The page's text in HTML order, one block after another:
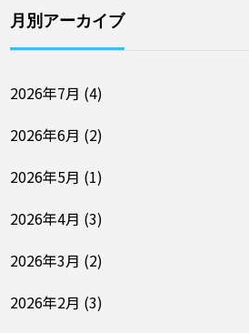
月別アーカイブ
2026年7月 (4)
2026年6月 (2)
2026年5月 (1)
2026年4月 (3)
2026年3月 (2)
2026年2月 (3)